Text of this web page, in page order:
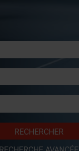
RECHERCHER